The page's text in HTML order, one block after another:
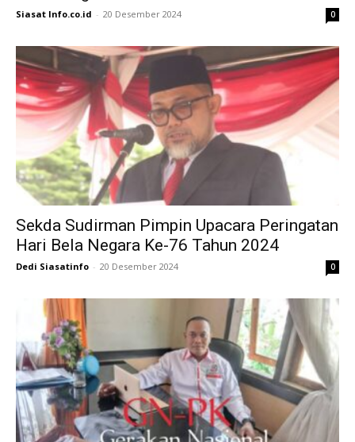
Siasat Info.co.id - 20 Desember 2024 0
Sekda Sudirman Pimpin Upacara Peringatan
Hari Bela Negara Ke-76 Tahun 2024
Dedi Siasatinfo - 20 Desember 2024 0